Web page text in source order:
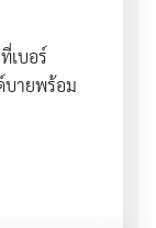
เบอร์
บายพร้อม